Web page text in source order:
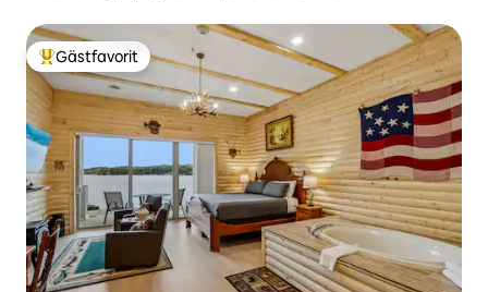
Populär gästfavorit
Gästfavorit